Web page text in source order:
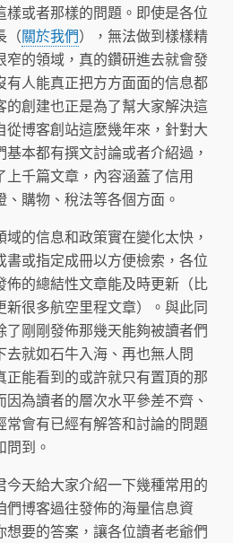
或者那樣的問題。即使是各位
（關於我們），無法做到樣樣精
窄的領域，真的鑽研進去就會發
有人能真正把方方面面的信息都
的創建也正是為了幫大家解決這
博客創站這麼幾年來，針對大
本都有撰文討論或者介紹過，
上千篇文章，內容涵蓋了信用
購物、稅法等各個方面。
的信息和政策實在變化太快，
書或指定成冊以方便檢索，各位
佈的總結性文章能及時更新（比
很多航空里程文章）。與此同
了剛剛發佈那幾天能夠被讀者們
就如石牛入海、再也無人問
能看到的或許就只有置頂的那
為讀者的層次水平參差不齊、
常會有已經有解答和討論的問題
到。
今天給大家介紹一下幾種常用的
們博客過往發佈的海量信息資
要的答案，讓各位讀者老爺們